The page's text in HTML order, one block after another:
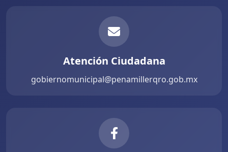
Atención Ciudadana
gobiernomunicipal@penamillerqro.gob.mx